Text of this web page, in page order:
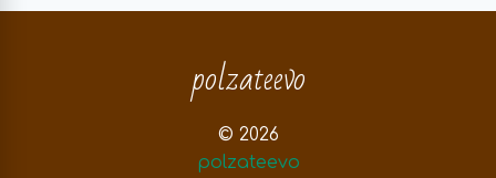
polzateevo
© 2026
polzateevo